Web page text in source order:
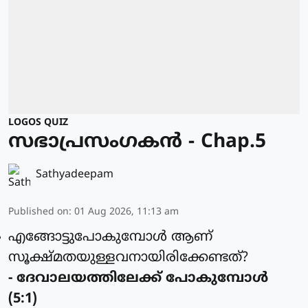
LOGOS QUIZ
സഭാപ്രസംഗകൻ - Chap.5
Sathyadeepam
Published on: 01 Aug 2026, 11:13 am
എങ്ങോട്ടുപോകുമ്പോള്‍ ആണ്
സൂക്ഷ്മതയുള്ളവനായിരിക്കേണ്ടത്?
- ദേവാലയത്തിലേക്ക് പോകുമ്പോള്‍
(5:1)